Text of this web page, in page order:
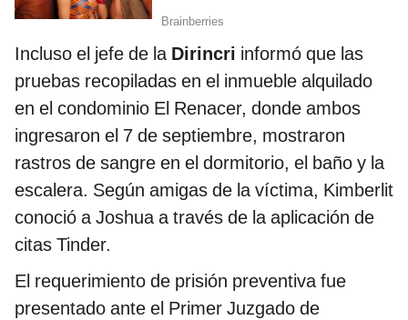
Incluso el jefe de la Dirincri informó que las
pruebas recopiladas en el inmueble alquilado
en el condominio El Renacer, donde ambos
ingresaron el 7 de septiembre, mostraron
rastros de sangre en el dormitorio, el baño y la
escalera. Según amigas de la víctima, Kimberlit
conoció a Joshua a través de la aplicación de
citas Tinder.
El requerimiento de prisión preventiva fue
presentado ante el Primer Juzgado de